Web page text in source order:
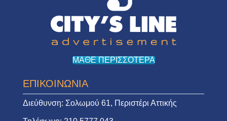
ΜΑΘΕ ΠΕΡΙΣΣΟΤΕΡΑ
ΕΠΙΚΟΙΝΩΝΙΑ
Διεύθυνση: Σολωμού 61, Περιστέρι Αττικής